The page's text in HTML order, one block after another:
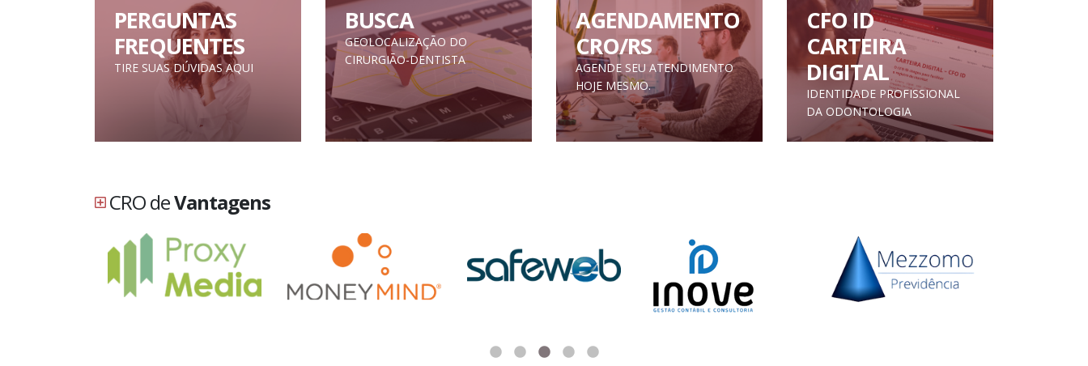
PERGUNTAS
FREQUENTES
TIRE SUAS DÚVIDAS AQUI
BUSCA
GEOLOCALIZAÇÃO DO
CIRURGIÃO-DENTISTA
AGENDAMENTO
CRO/RS
AGENDE SEU ATENDIMENTO
HOJE MESMO.
CFO ID
CARTEIRA
DIGITAL
IDENTIDADE PROFISSIONAL
DA ODONTOLOGIA
CRO deVantagens